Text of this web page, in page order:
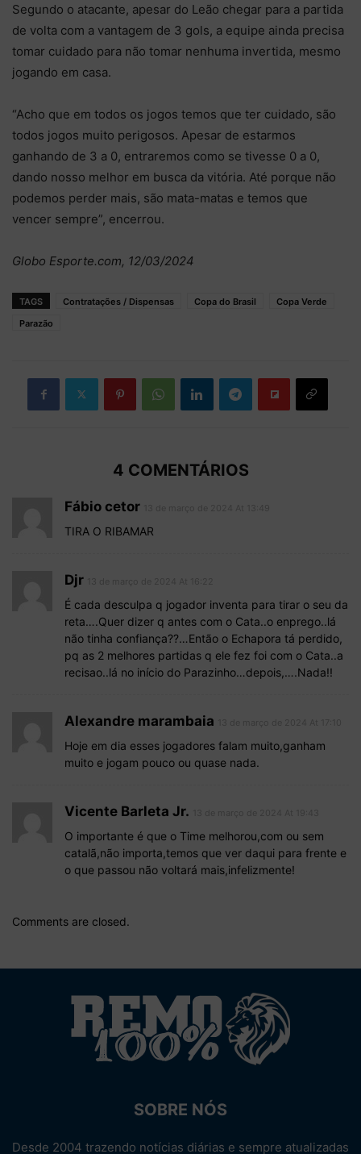
Segundo o atacante, apesar do Leão chegar para a partida
de volta com a vantagem de 3 gols, a equipe ainda precisa
tomar cuidado para não tomar nenhuma invertida, mesmo
jogando em casa.
“Acho que em todos os jogos temos que ter cuidado, são
todos jogos muito perigosos. Apesar de estarmos
ganhando de 3 a 0, entraremos como se tivesse 0 a 0,
dando nosso melhor em busca da vitória. Até porque não
podemos perder mais, são mata-matas e temos que
vencer sempre”, encerrou.
Globo Esporte.com, 12/03/2024
TAGS Contratações / Dispensas Copa do Brasil
Copa Verde
Parazão
4 COMENTÁRIOS
Fábio cetor
TIRA O RIBAMAR
Djr
É cada desculpa q jogador inventa para tirar o seu da
reta….Quer dizer q antes com o Cata..o enprego..lá
não tinha confiança??…Então o Echapora tá perdido,
pq as 2 melhores partidas q ele fez foi com o Cata..a
recisao..lá no início do Parazinho…depois,….Nada!!
Alexandre marambaia
Hoje em dia esses jogadores falam muito,ganham
muito e jogam pouco ou quase nada.
Vicente Barleta Jr.
O importante é que o Time melhorou,com ou sem
catalã,não importa,temos que ver daqui para frente e
o que passou não voltará mais,infelizmente!
Comments are closed.
SOBRE NÓS
Desde 2004 trazendo notícias diárias e sempre atualizadas